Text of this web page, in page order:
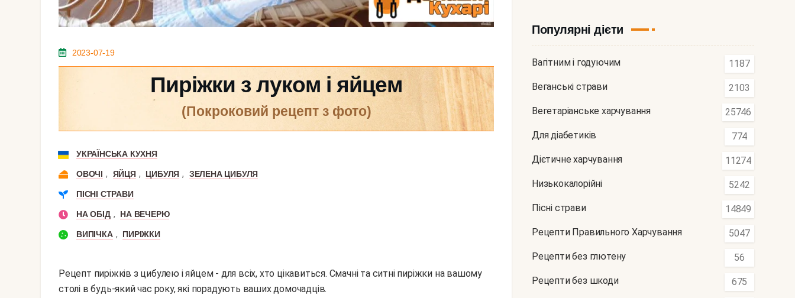
2023-07-19
Пиріжки з луком і яйцем
(покроковий рецепт з фото)
УКРАЇНСЬКА КУХНЯ
ОВОЧІ , ЯЙЦЯ , ЦИБУЛЯ , ЗЕЛЕНА ЦИБУЛЯ
ПІСНІ СТРАВИ
НА ОБІД , НА ВЕЧЕРЮ
ВИПІЧКА , ПИРІЖКИ
Рецепт пиріжків з цибулею і яйцем - для всіх, хто цікавиться. Смачні та ситні пиріжки на вашому
столі в будь-який час року, які порадують ваших домочадців.
Популярні дієти
Вагітним і годуючим 1187
Веганські страви 2103
Вегетаріанське харчування 25746
Для діабетиків 774
Дієтичне харчування 11274
Низькокалорійні 5242
Пісні страви 14849
Рецепти Правильного Харчування 5047
Рецепти без глютену 56
Рецепти без шкоди 675